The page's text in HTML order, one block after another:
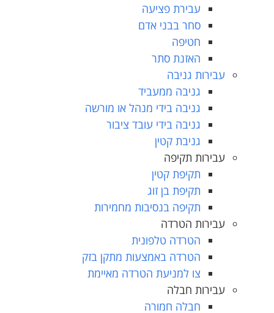
עבירת פציעה
סחר בבני אדם
חטיפה
האזנת סתר
עבירות גניבה
גניבה ממעביד
גניבה בידי מנהל או מורשה
גניבה בידי עובד ציבור
גניבת קטין
עבירות תקיפה
תקיפת קטין
תקיפת בן זוג
תקיפה בנסיבות מחמירות
עבירות הטרדה
הטרדה טלפונית
הטרדה באמצעות מתקן בזק
צו למניעת הטרדה מאיימת
עבירות חבלה
חבלה חמורה